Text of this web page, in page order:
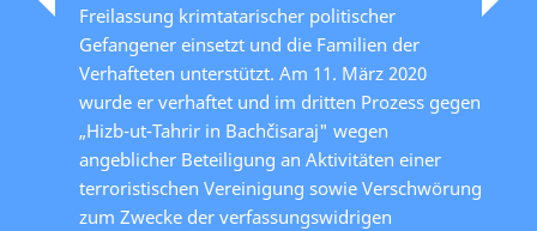
Freilassung krimtatarischer politischer
Gefangener einsetzt und die Familien der
Verhafteten unterstützt. Am 11. März 2020
wurde er verhaftet und im dritten Prozess gegen
„Hizb-ut-Tahrir in Bachčisaraj" wegen
angeblicher Beteiligung an Aktivitäten einer
terroristischen Vereinigung sowie Verschwörung
zum Zwecke der verfassungswidrigen